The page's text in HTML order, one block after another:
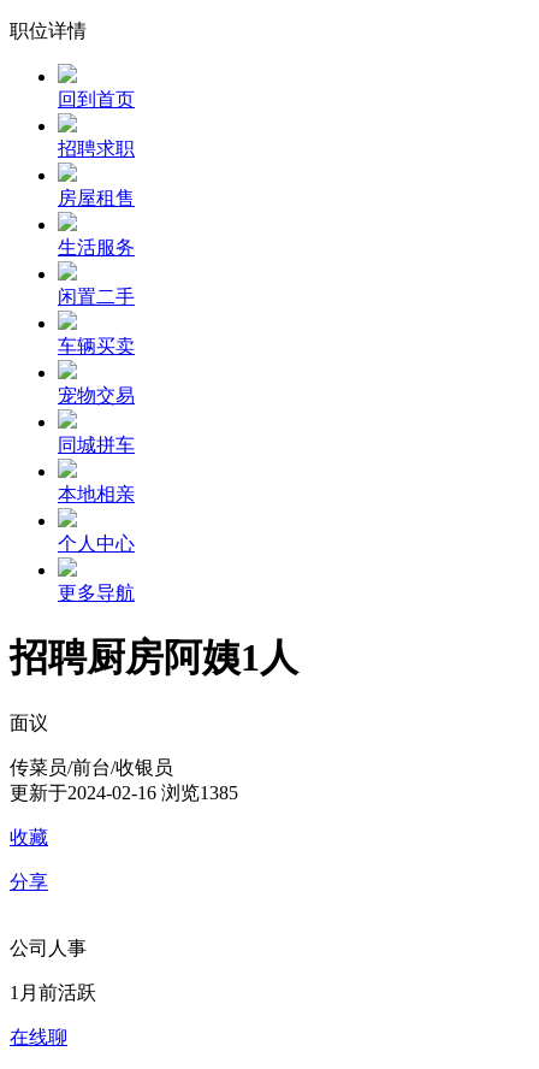
职位详情
回到首页
招聘求职
房屋租售
生活服务
闲置二手
车辆买卖
宠物交易
同城拼车
本地相亲
个人中心
更多导航
招聘厨房阿姨1人
面议
传菜员/前台/收银员
更新于2024-02-16 浏览1385
收藏
分享
公司人事
1月前活跃
在线聊